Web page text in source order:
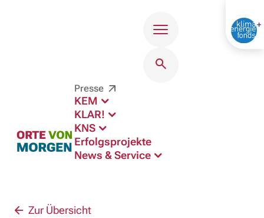
Presse
KEM
KLAR!
KNS
Erfolgsprojekte
News & Service
Zur Übersicht